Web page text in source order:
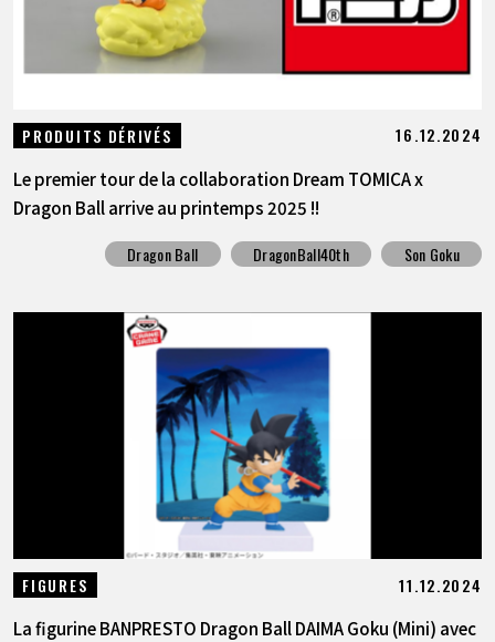
PRODUITS DÉRIVÉS 16.12.2024
Le premier tour de la collaboration Dream TOMICA x
Dragon Ball arrive au printemps 2025 !!
Dragon Ball DragonBall40th Son Goku
FIGURES 11.12.2024
La figurine BANPRESTO Dragon Ball DAIMA Goku (Mini) avec